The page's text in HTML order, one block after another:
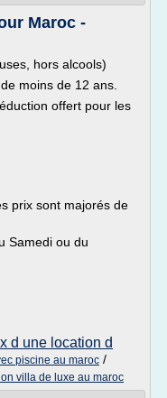
Maroc -
hors alcools)
moins de 12 ans.
offert pour les
prix sont majorés de
Samedi ou du
d une location d
piscine au maroc /
villa de luxe au maroc